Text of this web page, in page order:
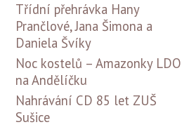
Třídní přehrávka Hany
Prančlové, Jana Šimona a
Daniela Švíky
Noc kostelů – Amazonky LDO
na Andělíčku
Nahrávání CD 85 let ZUŠ
Sušice